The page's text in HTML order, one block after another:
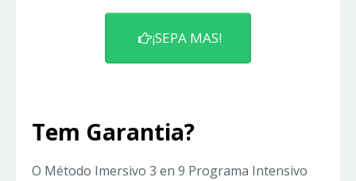
¡SEPA MAS!
Tem Garantia?
O Método Imersivo 3 en 9 Programa Intensivo